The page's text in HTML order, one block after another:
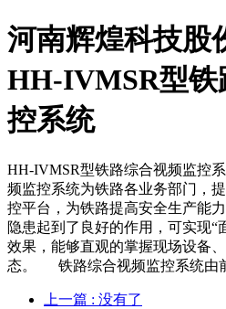
河南辉煌科技股
HH-IVMSR型铁
控系统
HH-IVMSR型铁路综合视频监
频监控系统为铁路各业务部门，
控平台，为铁路提高安全生产能
隐患起到了良好的作用，可实现“
效果，能够直观的掌握现场设备
态。 铁路综合视频监控系统由
上一篇 : 没有了